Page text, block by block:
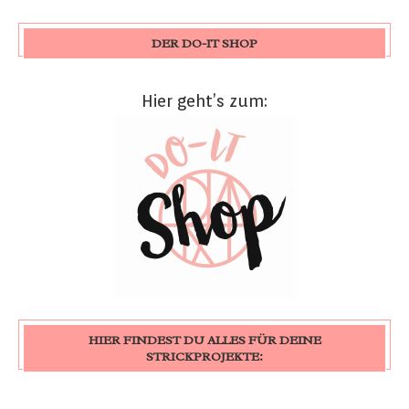
DER DO-IT SHOP
Hier geht’s zum:
HIER FINDEST DU ALLES FÜR DEINE
STRICKPROJEKTE: